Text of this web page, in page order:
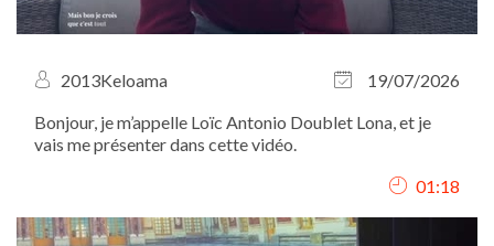
2013Keloama
19/07/2026
Bonjour, je m’appelle Loïc Antonio Doublet Lona, et je
vais me présenter dans cette vidéo.
01:18